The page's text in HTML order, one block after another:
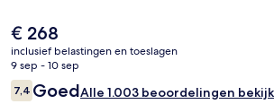
De
huidige
prijs
is
€ 268
€ 268
inclusief belastingen en toeslagen
9 sep - 10 sep
Beoordelingen
7,47,4 op 10 –
GoedAlle 1.003 beoordelingen